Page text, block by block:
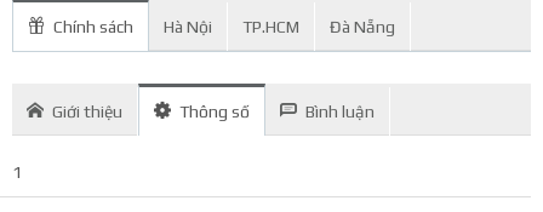
Chính sách Hà Nội TP.HCM Đà Nẵng
Giới thiệu Thông số Bình luận
1